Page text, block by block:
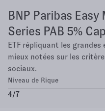
BNP Paribas
Series PAB 5%
ETF répliquant les
mieux notées sur les
sociaux.
Niveau de Rique
4/7